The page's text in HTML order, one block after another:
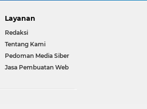
Layanan
Redaksi
Tentang Kami
Pedoman Media Siber
Jasa Pembuatan Web